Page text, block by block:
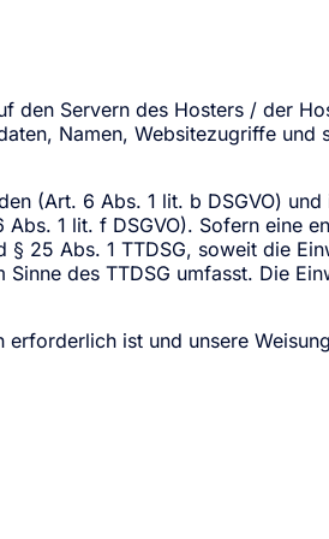
den Servern des Hosters / der
Namen, Websitezugriffe und
(Art. 6 Abs. 1 lit. b DSGVO) und
1 lit. f DSGVO). Sofern eine
25 Abs. 1 TTDSG, soweit die
des TTDSG umfasst. Die
ist und unsere